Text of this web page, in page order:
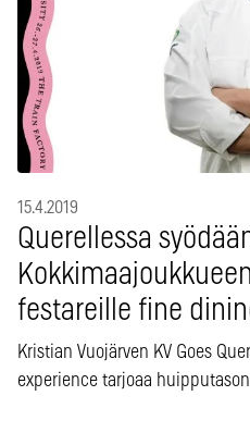
15.4.2019
Querellessa
festareille fine
Kristian Vuojärven KV Goes
experience tarjoaa